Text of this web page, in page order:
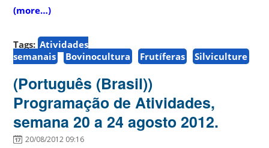
(more…)
Tags: Atividades
semanais
Bovinocultura Frutíferas Silviculture
(Português (Brasil))
Programação de Atividades,
semana 20 a 24 agosto 2012.
20/08/2012 09:16